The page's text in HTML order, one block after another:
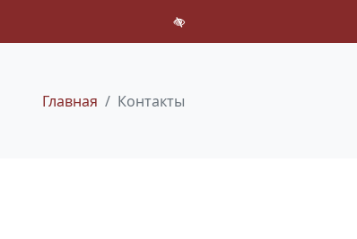
Главная Контакты